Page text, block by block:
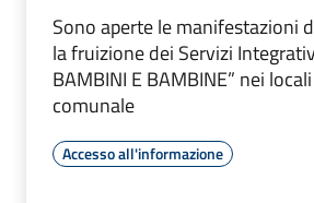
Sono aperte le manifestazioni
la fruizione dei Servizi
BAMBINI E BAMBINE” nei
comunale
Accesso all'informazione